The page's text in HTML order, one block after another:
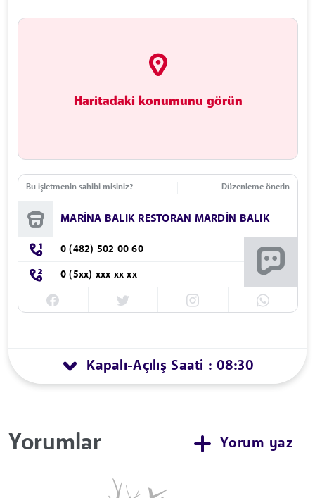
Haritadaki konumunu görün
Bu işletmenin sahibi misiniz? Düzenleme önerin
MARİNA BALIK RESTORAN MARDİN BALIK
0 (482) 502 00 60
0 (5xx) xxx xx xx
Kapalı-Açılış Saati : 08:30
Yorumlar Yorum yaz